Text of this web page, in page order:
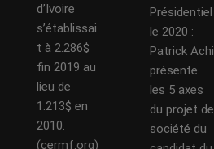
d’Ivoire
s’établissai
t à 2.286$
fin 2019 au
lieu de
1.213$ en
2010.
(cermf.org)
Présidentiel
le 2020 :
Patrick Achi
présente
les 5 axes
du projet de
société du